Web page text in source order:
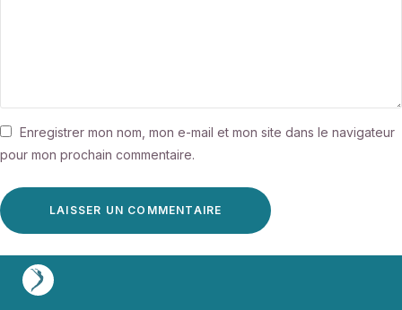
Enregistrer mon nom, mon e-mail et mon site dans le navigateur
pour mon prochain commentaire.